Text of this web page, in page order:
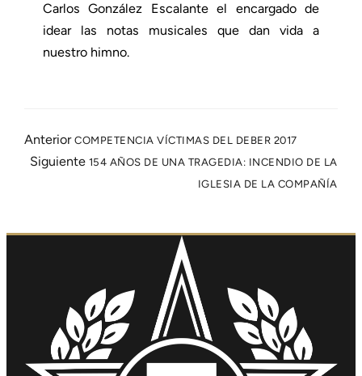
Carlos González Escalante el encargado de
idear las notas musicales que dan vida a
nuestro himno.
Anterior COMPETENCIA VÍCTIMAS DEL DEBER 2017
Siguiente 154 AÑOS DE UNA TRAGEDIA: INCENDIO DE LA
IGLESIA DE LA COMPAÑÍA